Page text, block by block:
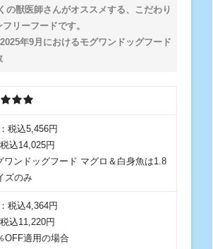
の獣医師さんがオススメする、こだわり
リーフードです。
年9月におけるモグワンドッグフード
税込5,456円
込14,025円
ンドッグフード マグロ＆白身魚は1.8
ズのみ
税込4,364円
込11,220円
OFF適用の場合